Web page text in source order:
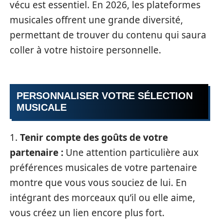
vécu est essentiel. En 2026, les plateformes
musicales offrent une grande diversité,
permettant de trouver du contenu qui saura
coller à votre histoire personnelle.
PERSONNALISER VOTRE SÉLECTION
MUSICALE
1. Tenir compte des goûts de votre
partenaire : Une attention particulière aux
préférences musicales de votre partenaire
montre que vous vous souciez de lui. En
intégrant des morceaux qu’il ou elle aime,
vous créez un lien encore plus fort.